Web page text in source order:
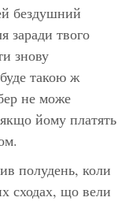
бездушний
заради твого
знову
такою ж
не може
йому платять
полудень, коли
сходах, що вели